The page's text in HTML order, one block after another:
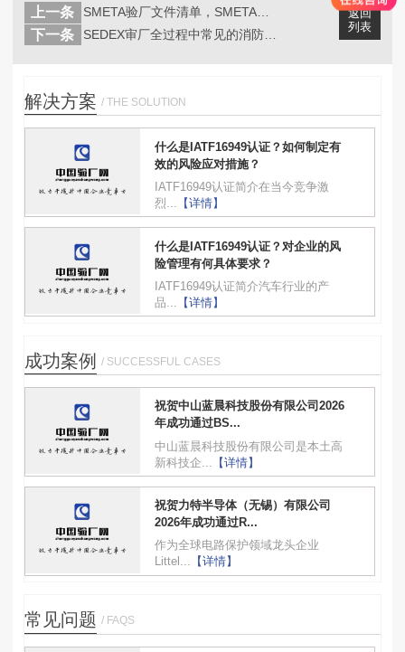
返回
列表
上一条
下一条
解决方案 / THE SOLUTION
什么是IATF16949认证？如何制定有
效的风险应对措施？
IATF16949认证简介在当今竞争激
烈...
【详情】
什么是IATF16949认证？对企业的风
险管理有何具体要求？
IATF16949认证简介汽车行业的产
品...
【详情】
成功案例 / SUCCESSFUL CASES
祝贺中山蓝晨科技股份有限公司2026
年成功通过BS...
中山蓝晨科技股份有限公司是本土高
新科技企...
【详情】
祝贺力特半导体（无锡）有限公司
2026年成功通过R...
作为全球电路保护领域龙头企业
Littel... 【详情】
常见问题 / FAQS